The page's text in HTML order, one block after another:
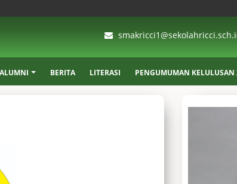
ALUMNI BERITA LITERASI PENGUMUMAN KELULUSAN